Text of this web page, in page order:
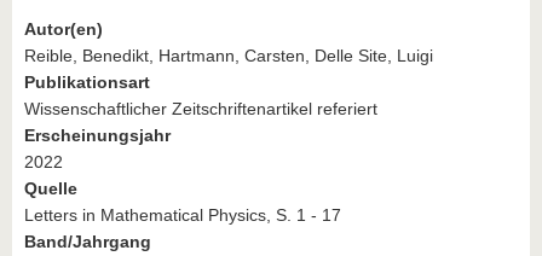
Autor(en)
Reible, Benedikt, Hartmann, Carsten, Delle Site, Luigi
Publikationsart
Wissenschaftlicher Zeitschriftenartikel referiert
Erscheinungsjahr
2022
Quelle
Letters in Mathematical Physics, S. 1 - 17
Band/Jahrgang